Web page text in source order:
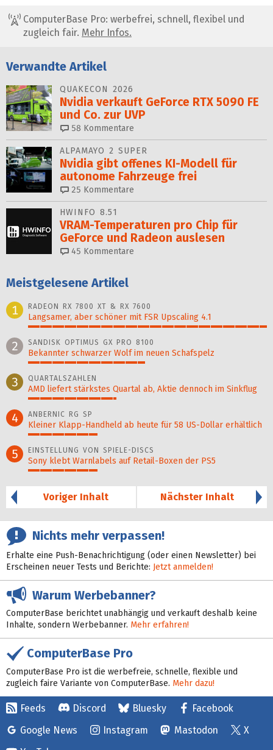
ComputerBase Pro: werbefrei, schnell, flexibel und
zugleich fair. Mehr Infos.
Verwandte Artikel
QUAKECON 2026
Nvidia verkauft GeForce RTX 5090 FE
und Co. zur UVP
58 Kommentare
ALPAMAYO 2 SUPER
Nvidia gibt offenes KI-Modell für
autonome Fahrzeuge frei
25 Kommentare
HWINFO 8.51
VRAM-Temperaturen pro Chip für
GeForce und Radeon auslesen
45 Kommentare
Meistgelesene Artikel
1
RADEON RX 7800 XT & RX 7600
Langsamer, aber schöner mit FSR Upscaling 4.1
100%
2 SANDISK OPTIMUS GX PRO 8100
Bekannter schwarzer Wolf im neuen Schafspelz
49%
3 QUARTALSZAHLEN
AMD liefert stärkstes Quartal ab, Aktie dennoch im Sinkflug
37%
4 ANBERNIC RG SP
Kleiner Klapp-Hand­held ab heute für 58 US-Dollar er­hält­lich
29%
5 EINSTELLUNG VON SPIELE-DISCS
Sony klebt Warnlabels auf Retail-Boxen der PS5
29%
Voriger Inhalt
Nächster Inhalt
Nichts mehr verpassen!
Erhalte eine Push-Benachrichtigung (oder einen Newsletter) bei
Erscheinen neuer Tests und Berichte: Jetzt anmelden!
Warum Werbebanner?
ComputerBase berichtet unabhängig und verkauft deshalb keine
Inhalte, sondern Werbebanner. Mehr erfahren!
ComputerBase Pro
ComputerBase Pro ist die werbefreie, schnelle, flexible und
zugleich faire Variante von ComputerBase. Mehr dazu!
Feeds Discord Bluesky
Facebook
Google News
Instagram Mastodon
X